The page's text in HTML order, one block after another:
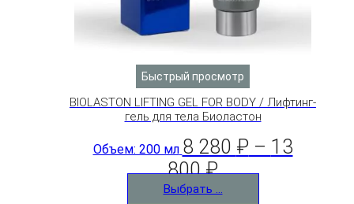
Быстрый просмотр
BIOLASTON LIFTING GEL FOR BODY / Лифтинг-
гель для тела Биоластон
Объем: 200 мл 8 280 ₽ – 13
800₽
Выбрать ...